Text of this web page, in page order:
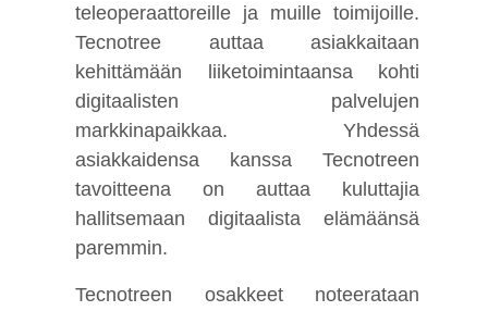
teleoperaattoreille ja muille toimijoille.
Tecnotree auttaa asiakkaitaan
kehittämään liiketoimintaansa kohti
digitaalisten palvelujen
markkinapaikkaa. Yhdessä
asiakkaidensa kanssa Tecnotreen
tavoitteena on auttaa kuluttajia
hallitsemaan digitaalista elämäänsä
paremmin.
Tecnotreen osakkeet noteerataan